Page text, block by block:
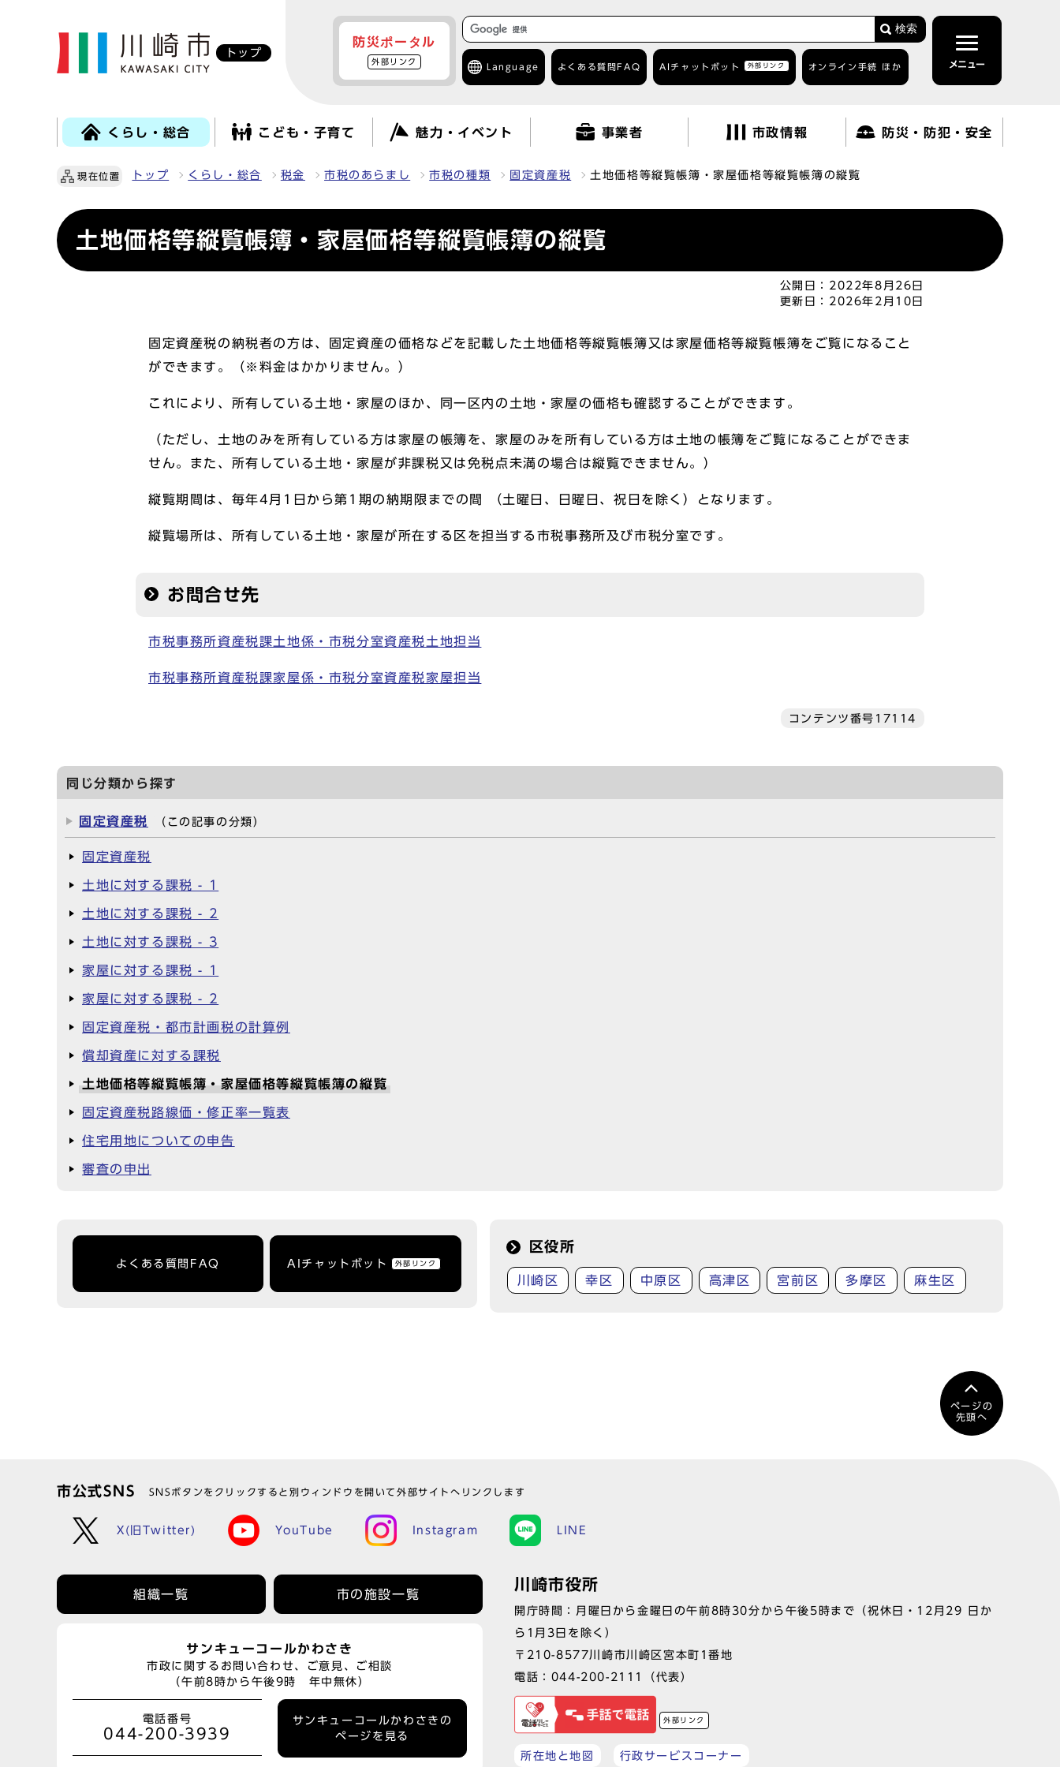
トップ
防災ポータル
外部リンク
検索
Language よくある質問 FAQ AIチャットボット 外部リンク オンライン手続 ほか メニュー
くらし・総合 こども・子育て 魅力・イベント 事業者 市政情報 防災・防犯・安全
現在位置 トップ くらし・総合 税金 市税のあらまし 市税の種類 固定資産税 土地価格等縦覧帳簿・家屋価格等縦覧帳簿の縦覧
土地価格等縦覧帳簿・家屋価格等縦覧帳簿の縦覧
公開日： 2022年8月26日
更新日： 2026年2月10日
固定資産税の納税者の方は、固定資産の価格などを記載した土地価格等縦覧帳簿又は家屋価格等縦覧帳簿をご覧になること
ができます。（※料金はかかりません。）
これにより、所有している土地・家屋のほか、同一区内の土地・家屋の価格も確認することができます。
（ただし、土地のみを所有している方は家屋の帳簿を、家屋のみを所有している方は土地の帳簿をご覧になることができま
せん。また、所有している土地・家屋が非課税又は免税点未満の場合は縦覧できません。）
縦覧期間は、毎年4月1日から第1期の納期限までの間 （土曜日、日曜日、祝日を除く）となります。
縦覧場所は、所有している土地・家屋が所在する区を担当する市税事務所及び市税分室です。
お問合せ先
市税事務所資産税課土地係・市税分室資産税土地担当
市税事務所資産税課家屋係・市税分室資産税家屋担当
コンテンツ番号17114
同じ分類から探す
固定資産税 （この記事の分類）
固定資産税
土地に対する課税 - 1
土地に対する課税 - 2
土地に対する課税 - 3
家屋に対する課税 - 1
家屋に対する課税 - 2
固定資産税・都市計画税の計算例
償却資産に対する課税
土地価格等縦覧帳簿・家屋価格等縦覧帳簿の縦覧
固定資産税路線価・修正率一覧表
住宅用地についての申告
審査の申出
よくある質問FAQ AIチャットボット 外部リンク
区役所
川崎区 幸区 中原区 高津区 宮前区 多摩区 麻生区
ページの
先頭へ
市公式SNS SNSボタンをクリックすると別ウィンドウを開いて外部サイトへリンクします
X(旧Twitter) YouTube Instagram LINE
組織一覧 市の施設一覧
サンキューコールかわさき
市政に関するお問い合わせ、ご意見、ご相談
（午前8時から午後9時 年中無休）
電話番号
044-200-3939
サンキューコールかわさきの
ページを見る
川崎市役所
開庁時間：月曜日から金曜日の午前8時30分から午後5時まで（祝休日・12月29 日か
ら1月3日を除く）
〒210-8577川崎市川崎区宮本町1番地
電話： 044-200-2111 （代表）
外部リンク
所在地と地図 行政サービスコーナー